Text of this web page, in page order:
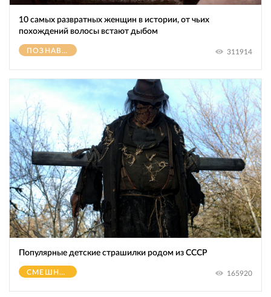
10 самых развратных женщин в истории, от чьих
похождений волосы встают дыбом
ПОЗНАВАТЕЛЬНОЕ 311914
Популярные детские страшилки родом из СССР
СМЕШНОЕ 165920